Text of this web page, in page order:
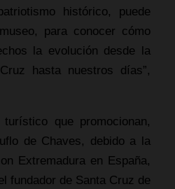
histórico, puede
para conocer cómo
la evolución desde la
hasta nuestros días”,
que promocionan,
de Chaves, debido a la
Extremadura en España,
fundador de Santa Cruz de